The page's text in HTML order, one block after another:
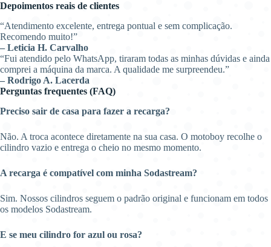
Depoimentos reais de clientes
“Atendimento excelente, entrega pontual e sem complicação.
Recomendo muito!”
– Leticia H. Carvalho
“Fui atendido pelo WhatsApp, tiraram todas as minhas dúvidas e ainda
comprei a máquina da marca. A qualidade me surpreendeu.”
– Rodrigo A. Lacerda
Perguntas frequentes (FAQ)
Preciso sair de casa para fazer a recarga?
Não. A troca acontece diretamente na sua casa. O motoboy recolhe o
cilindro vazio e entrega o cheio no mesmo momento.
A recarga é compatível com minha Sodastream?
Sim. Nossos cilindros seguem o padrão original e funcionam em todos
os modelos Sodastream.
E se meu cilindro for azul ou rosa?